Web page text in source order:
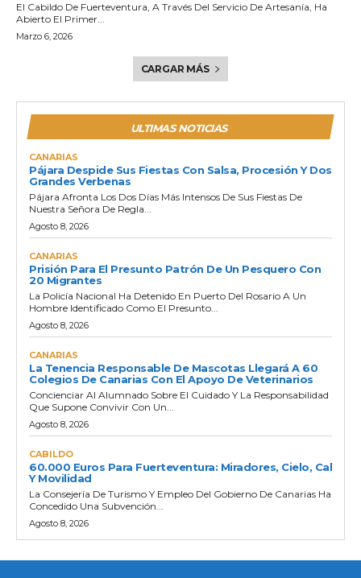
El Cabildo De Fuerteventura, A Través Del Servicio De Artesanía, Ha
Abierto El Primer...
Marzo 6, 2026
CARGAR MÁS
ULTIMAS NOTICIAS
CANARIAS
Pájara Despide Sus Fiestas Con Salsa, Procesión Y Dos
Grandes Verbenas
Pájara Afronta Los Dos Días Más Intensos De Sus Fiestas De
Nuestra Señora De Regla...
Agosto 8, 2026
CANARIAS
Prisión Para El Presunto Patrón De Un Pesquero Con
20 Migrantes
La Policía Nacional Ha Detenido En Puerto Del Rosario A Un
Hombre Identificado Como El Presunto...
Agosto 8, 2026
CANARIAS
La Tenencia Responsable De Mascotas Llegará A 60
Colegios De Canarias Con El Apoyo De Veterinarios
Concienciar Al Alumnado Sobre El Cuidado Y La Responsabilidad
Que Supone Convivir Con Un...
Agosto 8, 2026
CABILDO
60.000 Euros Para Fuerteventura: Miradores, Cielo, Cal
Y Movilidad
La Consejería De Turismo Y Empleo Del Gobierno De Canarias Ha
Concedido Una Subvención...
Agosto 8, 2026